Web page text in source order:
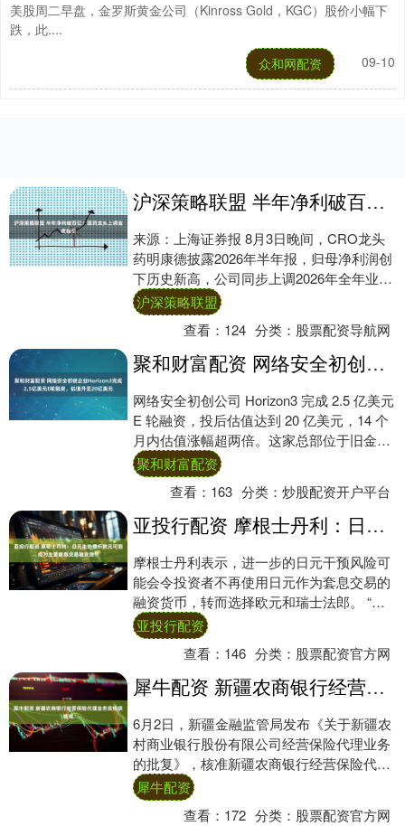
美股周二早盘，金罗斯黄金公司（Kinross Gold，KGC）股价小幅下
跌，此....
09-10
众和网配资
沪深策略联盟 半年净利破百亿！医药龙头上调业绩指引
来源：上海证券报 8月3日晚间，CRO龙头
药明康德披露2026年半年报，归母净利润创
下历史新高，公司同步上调2026年全年业绩
指引。 具体来看，2026年上半年....
沪深策略联盟
查看： 124 分类： 股票配资导航网
聚和财富配资 网络安全初创企业Horizon3完成2.5亿美元E轮融资，估值升至20亿美元
网络安全初创公司 Horizon3 完成 2.5 亿美元
E 轮融资，投后估值达到 20 亿美元，14 个
月内估值涨幅超两倍。这家总部位于旧金山
的企业获得老股东....
聚和财富配资
查看： 163 分类：炒股配资开户平台
亚投行配资 摩根士丹利：日元走势显示欧元可能成为主要套息交易融资货币
摩根士丹利表示，进一步的日元干预风险可
能会令投资者不再使用日元作为套息交易的
融资货币，转而选择欧元和瑞士法郎。 “如
果干预风险在短期内继续令投资者更加谨
慎，那么....
亚投行配资
查看： 146 分类： 股票配资官方网
犀牛配资 新疆农商银行经营保险代理业务资格获核准
6月2日，新疆金融监管局发布《关于新疆农
村商业银行股份有限公司经营保险代理业务
的批复》，核准新疆农商银行经营保险代理
业务，代理险种为：企业财产保险、家庭财
产保险....
犀牛配资
查看： 172 分类： 股票配资官方网